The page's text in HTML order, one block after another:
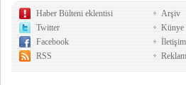
Haber Bülteni eklentisi
Twitter
Facebook
RSS
Arşiv
Künye
İletişim
Reklam